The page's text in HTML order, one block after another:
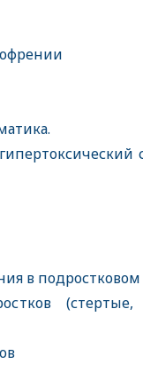
в подростковом